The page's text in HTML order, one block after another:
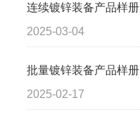
连续镀锌装备产品样册
2025-03-04
批量镀锌装备产品样册
2025-02-17